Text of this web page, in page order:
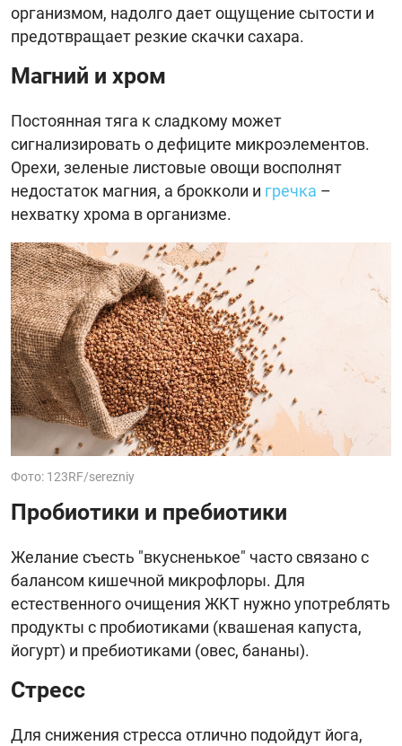
организмом, надолго дает ощущение сытости и
предотвращает резкие скачки сахара.
Магний и хром
Постоянная тяга к сладкому может
сигнализировать о дефиците микроэлементов.
Орехи, зеленые листовые овощи восполнят
недостаток магния, а брокколи и гречка –
нехватку хрома в организме.
Фото: 123RF/serezniy
Пробиотики и пребиотики
Желание съесть "вкусненькое" часто связано с
балансом кишечной микрофлоры. Для
естественного очищения ЖКТ нужно употреблять
продукты с пробиотиками (квашеная капуста,
йогурт) и пребиотиками (овес, бананы).
Стресс
Для снижения стресса отлично подойдут йога,